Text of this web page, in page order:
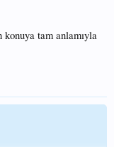
konuya tam anlamıyla